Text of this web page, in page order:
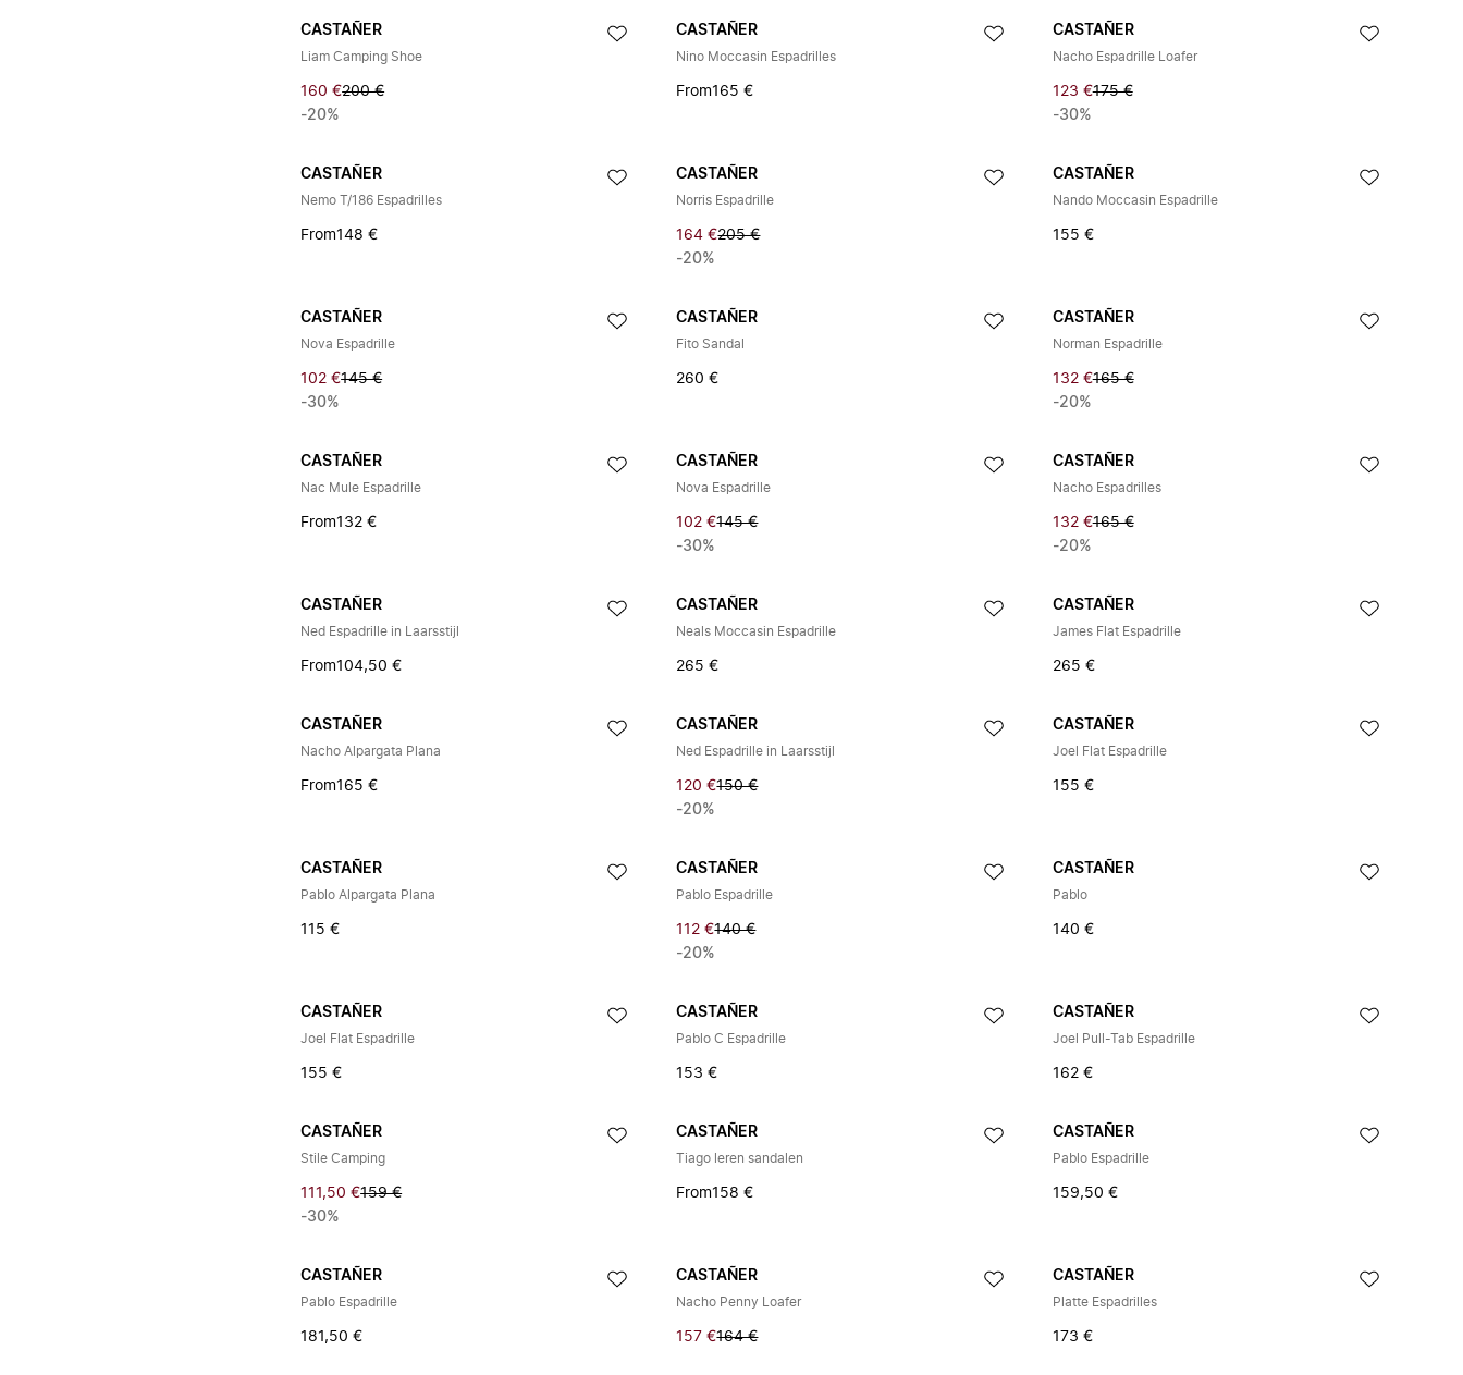
CASTAÑER
Liam Camping Shoe
160 €200 €
-20%
CASTAÑER
Nino Moccasin Espadrilles
From165 €
CASTAÑER
Nacho Espadrille Loafer
123 €175 €
-30%
CASTAÑER
Nemo T/186 Espadrilles
From148 €
CASTAÑER
Norris Espadrille
164 €205 €
-20%
CASTAÑER
Nando Moccasin Espadrille
155 €
CASTAÑER
Nova Espadrille
102 €145 €
-30%
CASTAÑER
Fito Sandal
260 €
CASTAÑER
Norman Espadrille
132 €165 €
-20%
CASTAÑER
Nac Mule Espadrille
From132 €
CASTAÑER
Nova Espadrille
102 €145 €
-30%
CASTAÑER
Nacho Espadrilles
132 €165 €
-20%
CASTAÑER
Ned Espadrille in Laarsstijl
From104,50 €
CASTAÑER
Neals Moccasin Espadrille
265 €
CASTAÑER
James Flat Espadrille
265 €
CASTAÑER
Nacho Alpargata Plana
From165 €
CASTAÑER
Ned Espadrille in Laarsstijl
120 €150 €
-20%
CASTAÑER
Joel Flat Espadrille
155 €
CASTAÑER
Pablo Alpargata Plana
115 €
CASTAÑER
Pablo Espadrille
112 €140 €
-20%
CASTAÑER
Pablo
140 €
CASTAÑER
Joel Flat Espadrille
155 €
CASTAÑER
Pablo C Espadrille
153 €
CASTAÑER
Joel Pull-Tab Espadrille
162 €
CASTAÑER
Stile Camping
111,50 €159 €
-30%
CASTAÑER
Tiago leren sandalen
From158 €
CASTAÑER
Pablo Espadrille
159,50 €
CASTAÑER
Pablo Espadrille
181,50 €
CASTAÑER
Nacho Penny Loafer
157 €164 €
CASTAÑER
Platte Espadrilles
173 €